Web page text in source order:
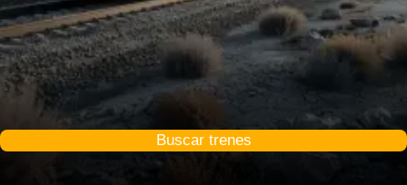
Buscar trenes